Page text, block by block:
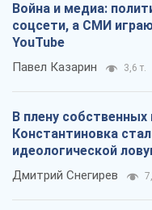
Война и медиа:
соцсети, а СМИ
YouTube
Павел Казарин 3,6 т.
В плену
Константиновка
идеологической
российских
Дмитрий Снегирев